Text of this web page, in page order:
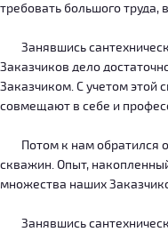
требовать большого
Занявшись
Заказчиков дело
Заказчиком. С учетом этой
совмещают в себе и
Потом к нам обратился
скважин. Опыт,
множества наших
Занявшись